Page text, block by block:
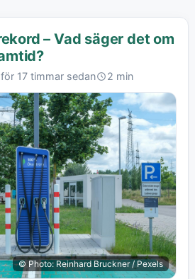
– Vad säger det om
för 17 timmar sedan 2 min
© Photo: Reinhard Bruckner / Pexels